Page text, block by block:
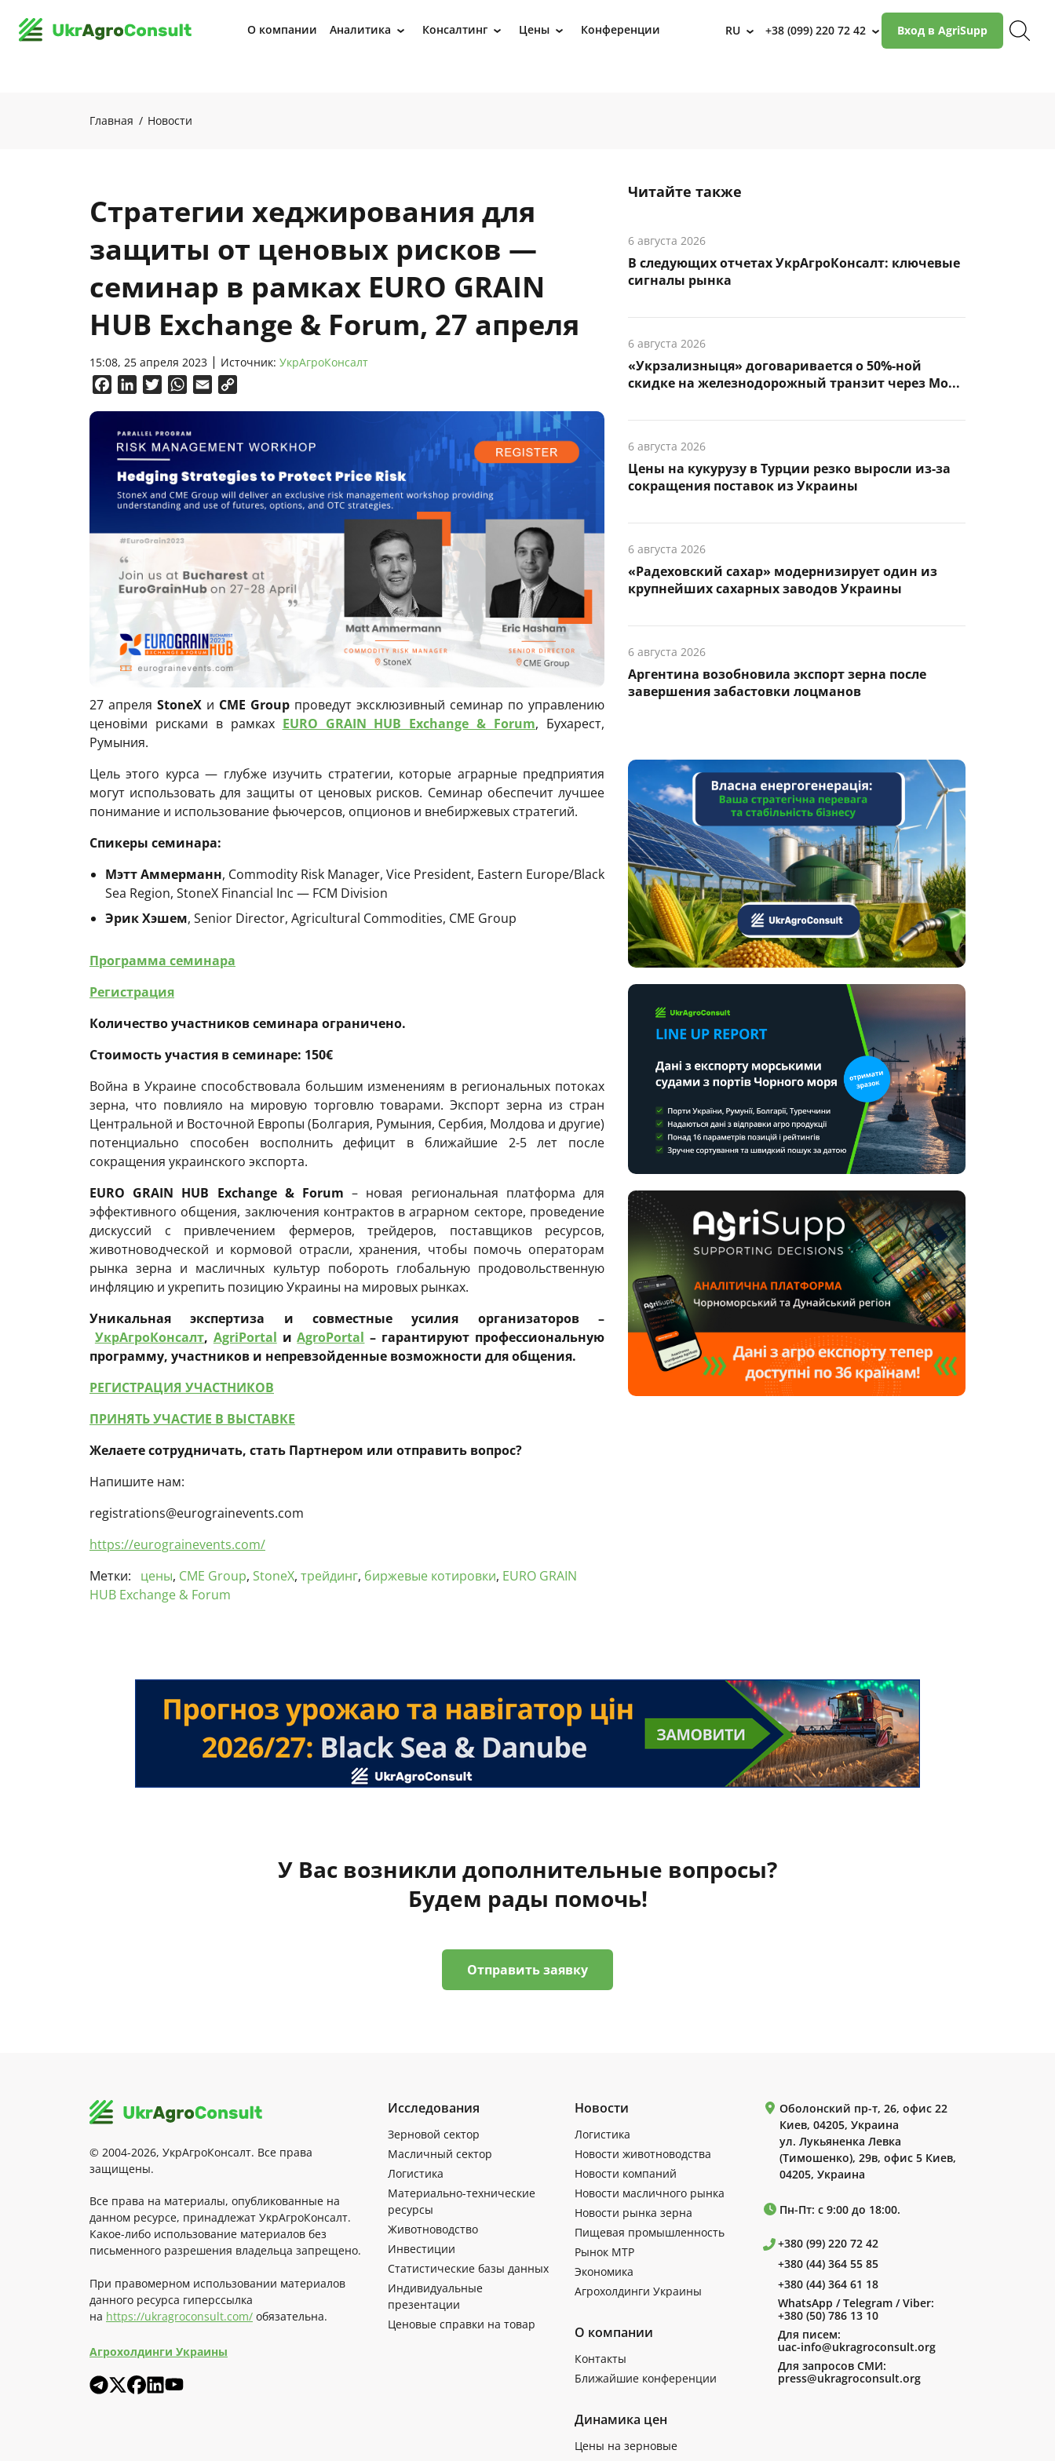
О компании Аналитика › Консалтинг › Цены › Конференции RU › +38 (099) 220 72 42 › Вход в AgriSupp
Главная Новости
Стратегии хеджирования для
защиты от ценовых рисков —
семинар в рамках EURO GRAIN
HUB Exchange & Forum, 27 апреля
15:08, 25 апреля 2023 Источник: УкрАгроКонсалт
FacebookLinkedInTwitterWhatsApp
Email
27 апреля StoneX и CME Group проведут эксклюзивный семинар по управлению
ценовіми рисками в рамках EURO GRAIN HUB Exchange & Forum, Бухарест,
Румыния.
Цель этого курса — глубже изучить стратегии, которые аграрные предприятия
могут использовать для защиты от ценовых рисков. Семинар обеспечит лучшее
понимание и использование фьючерсов, опционов и внебиржевых стратегий.
Спикеры семинара:
МэттАммерманн, Commodity Risk Manager, Vice President, Eastern Europe/Black
Sea Region, StoneX Financial Inc — FCM Division
ЭрикХэшем, Senior Director, Agricultural Commodities, CME Group
Программа семинара
Регистрация
Количество участников семинара ограничено.
Стоимость участия в семинаре: 150€
Война в Украине способствовала большим изменениям в региональных потоках
зерна, что повлияло на мировую торговлю товарами. Экспорт зерна из стран
Центральной и Восточной Европы (Болгария, Румыния, Сербия, Молдова и другие)
потенциально способен восполнить дефицит в ближайшие 2-5 лет после
сокращения украинского экспорта.
EURO GRAIN HUB Exchange & Forum – новая региональная платформа для
эффективного общения, заключения контрактов в аграрном секторе, проведение
дискуссий с привлечением фермеров, трейдеров, поставщиков ресурсов,
животноводческой и кормовой отрасли, хранения, чтобы помочь операторам
рынка зерна и масличных культур побороть глобальную продовольственную
инфляцию и укрепить позицию Украины на мировых рынках.
Уникальная экспертиза и совместные усилия организаторов –
УкрАгроКонсалт, AgriPortal и AgroPortal – гарантируют профессиональную
программу, участников и непревзойденные возможности для общения.
РЕГИСТРАЦИЯ УЧАСТНИКОВ
ПРИНЯТЬ УЧАСТИЕ В ВЫСТАВКЕ
Желаете сотрудничать, стать Партнером или отправить вопрос?
Напишите нам:
registrations@eurograinevents.com
https://eurograinevents.com/
Метки:
цены, CME Group, StoneX, трейдинг, биржевые котировки, EURO GRAIN
HUB Exchange & Forum
Читайте также
6 августа 2026
В следующих отчетах УкрАгроКонсалт: ключевые
сигналы рынка
6 августа 2026
«Укрзализныця» договаривается о 50%-ной
скидке на железнодорожный транзит через Мо...
6 августа 2026
Цены на кукурузу в Турции резко выросли из-за
сокращения поставок из Украины
6 августа 2026
«Радеховский сахар» модернизирует один из
крупнейших сахарных заводов Украины
6 августа 2026
Аргентина возобновила экспорт зерна после
завершения забастовки лоцманов
У Вас возникли дополнительные вопросы?
Будем рады помочь!
Отправить заявку
© 2004-2026, УкрАгроКонсалт. Все права
защищены.
Все права на материалы, опубликованные на
данном ресурсе, принадлежат УкрАгроКонсалт.
Какое-либо использование материалов без
письменного разрешения владельца запрещено.
При правомерном использовании материалов
данного ресурса гиперссылка
на https://ukragroconsult.com/ обязательна.
Агрохолдинги Украины
Исследования
Зерновой сектор
Масличный сектор
Логистика
Материально-технические
ресурсы
Животноводство
Инвестиции
Статистические базы данных
Индивидуальные
презентации
Ценовые справки на товар
Новости
Логистика
Новости животноводства
Новости компаний
Новости масличного рынка
Новости рынка зерна
Пищевая промышленность
Рынок МТР
Экономика
Агрохолдинги Украины
О компании
Контакты
Ближайшие конференции
Динамика цен
Цены на зерновые
Оболонский пр-т, 26, офис 22
Киев, 04205, Украина
ул. Лукьяненка Левка
(Тимошенко), 29в, офис 5 Киев,
04205, Украина
Пн-Пт: с 9:00 до 18:00.
+380 (99) 220 72 42
+380 (44) 364 55 85
+380 (44) 364 61 18
WhatsApp / Telegram / Viber:
+380 (50) 786 13 10
Для писем:
uac-info@ukragroconsult.org
Для запросов СМИ:
press@ukragroconsult.org